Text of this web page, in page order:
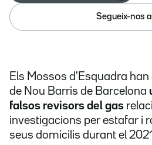
Segueix-nos a
Els Mossos d'Esquadra
de Nou Barris de Barcelona
falsos revisors del gas
investigacions per estafar i
seus domicilis durant el